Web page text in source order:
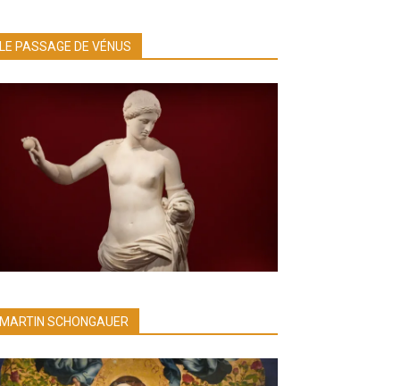
LE PASSAGE DE VÉNUS
MARTIN SCHONGAUER